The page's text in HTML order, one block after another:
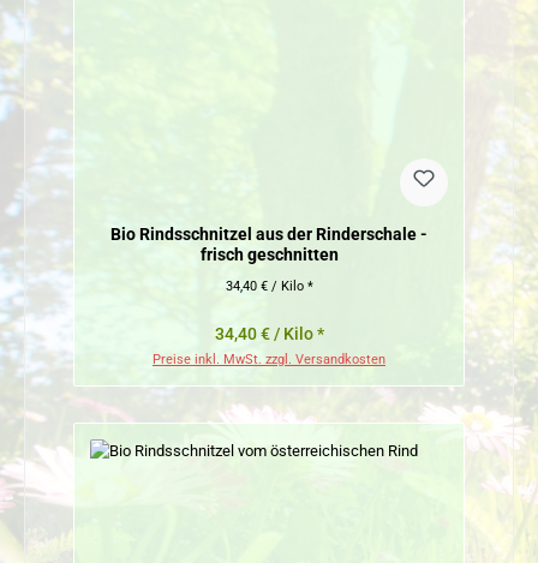
Bio Rindsschnitzel aus der Rinderschale -
frisch geschnitten
34,40 € / Kilo *
34,40 € / Kilo *
Preise inkl. MwSt. zzgl. Versandkosten